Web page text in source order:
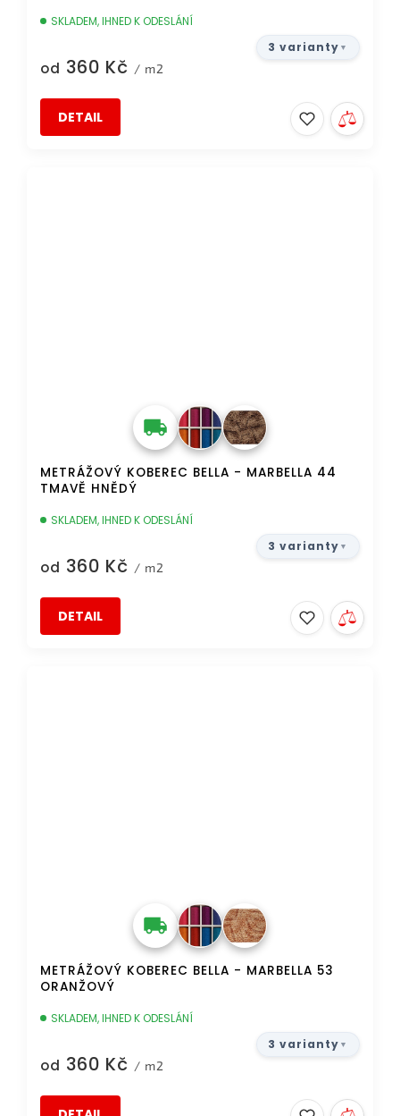
SKLADEM, IHNED K ODESLÁNÍ
od 360 Kč / m2
DETAIL
3 varianty
METRÁŽOVÝ KOBEREC BELLA - MARBELLA 44
TMAVĚ HNĚDÝ
SKLADEM, IHNED K ODESLÁNÍ
od 360 Kč / m2
DETAIL
3 varianty
METRÁŽOVÝ KOBEREC BELLA - MARBELLA 53
ORANŽOVÝ
SKLADEM, IHNED K ODESLÁNÍ
od 360 Kč / m2
3 varianty